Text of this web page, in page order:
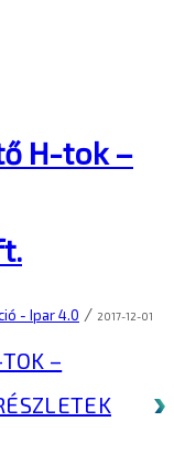
H-tok –
- Ipar 4.0 / 2017-12-01
–